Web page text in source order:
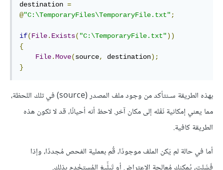
destination =
@"C:\TemporaryFiles\TemporaryFile.txt" ;
if(File. Exists( "C:\TemporaryFile.txt"))
{
File.Move(source, destination);
}
بهذه الطريقة سـنتأكد من وجود ملف المصدر (source) في تلك اللحظة،
مما يعني إمكانية نَقْله إلى مكان آخر. لاحظ أنه أحيانًا، قد لا تكون هذه
الطريقة كافية.
أما في حالة لم يَكن الملف موجودًا، قُم بعملية الفحص مُجددًا، وإذا